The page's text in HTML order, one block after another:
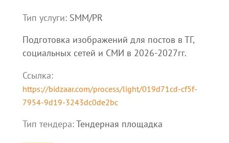
Тип услуги: SMM/PR
Подготовка изображений для постов в ТГ,
социальных сетей и СМИ в 2026-2027гг.
Ссылка:
https://bidzaar.com/process/light/019d71cd-cf5f-
7954-9d19-3243dc0de2bc
Тип тендера:Тендерная площадка